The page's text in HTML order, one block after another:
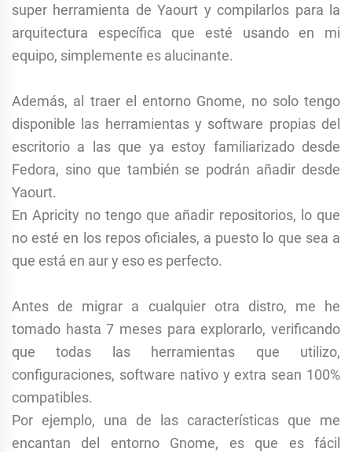
super herramienta de Yaourt y compilarlos para la
arquitectura específica que esté usando en mi
equipo, simplemente es alucinante.
Además, al traer el entorno Gnome, no solo tengo
disponible las herramientas y software propias del
escritorio a las que ya estoy familiarizado desde
Fedora, sino que también se podrán añadir desde
Yaourt.
En Apricity no tengo que añadir repositorios, lo que
no esté en los repos oficiales, a puesto lo que sea a
que está en aur y eso es perfecto.
Antes de migrar a cualquier otra distro, me he
tomado hasta 7 meses para explorarlo, verificando
que todas las herramientas que utilizo,
configuraciones, software nativo y extra sean 100%
compatibles.
Por ejemplo, una de las características que me
encantan del entorno Gnome, es que es fácil